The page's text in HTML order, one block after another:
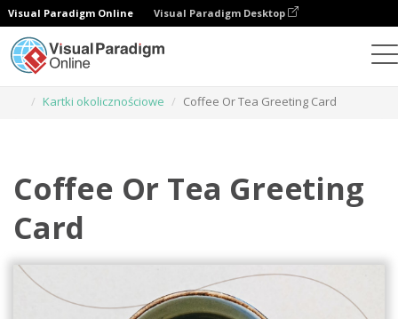
Visual Paradigm Online Visual Paradigm Desktop
Kartki okolicznościowe
Coffee Or Tea Greeting Card
Coffee Or Tea Greeting
Card